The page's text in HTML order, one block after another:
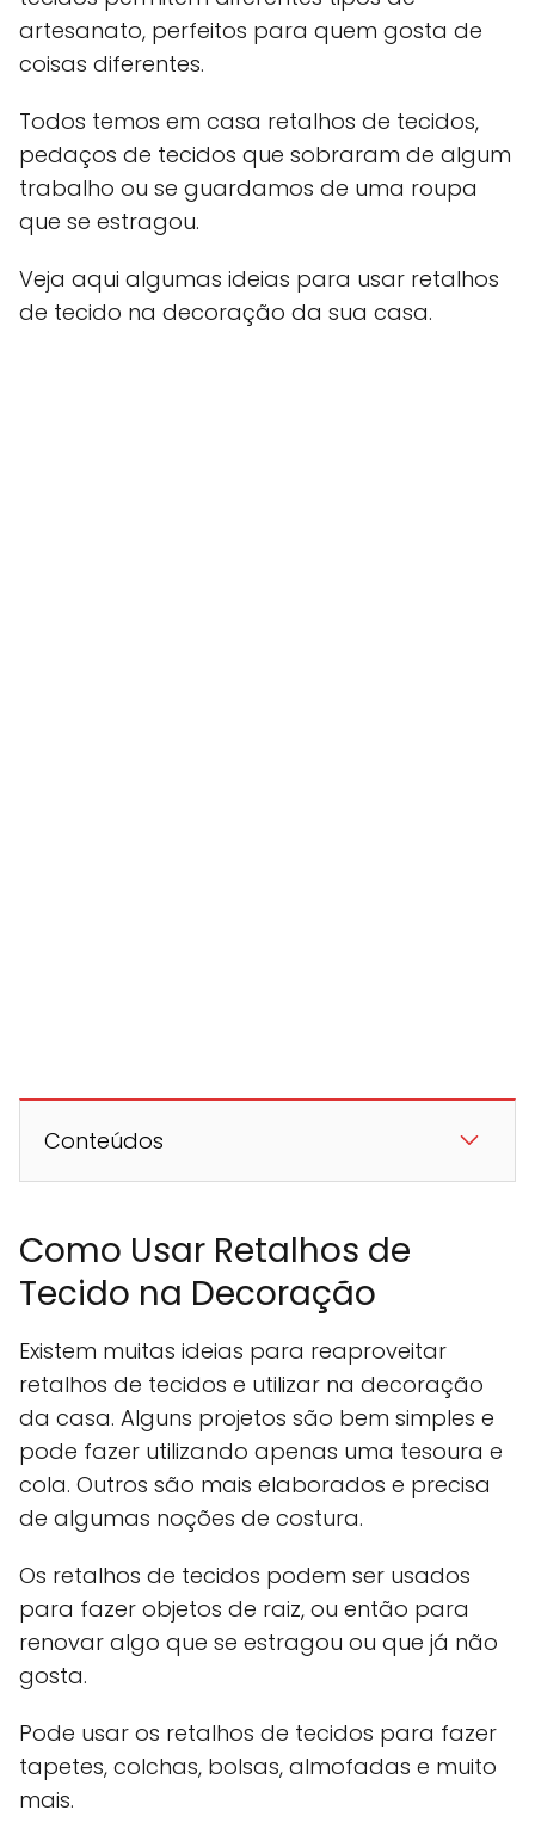
artesanato, perfeitos para quem gosta de
coisas diferentes.
Todos temos em casa retalhos de tecidos,
pedaços de tecidos que sobraram de algum
trabalho ou se guardamos de uma roupa
que se estragou.
Veja aqui algumas ideias para usar retalhos
de tecido na decoração da sua casa.
Conteúdos
Como Usar Retalhos de
Tecido na Decoração
Existem muitas ideias para reaproveitar
retalhos de tecidos e utilizar na decoração
da casa. Alguns projetos são bem simples e
pode fazer utilizando apenas uma tesoura e
cola. Outros são mais elaborados e precisa
de algumas noções de costura.
Os retalhos de tecidos podem ser usados
para fazer objetos de raiz, ou então para
renovar algo que se estragou ou que já não
gosta.
Pode usar os retalhos de tecidos para fazer
tapetes, colchas, bolsas, almofadas e muito
mais.